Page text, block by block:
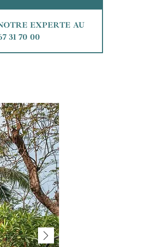
EXPERTE AU
31 70 00